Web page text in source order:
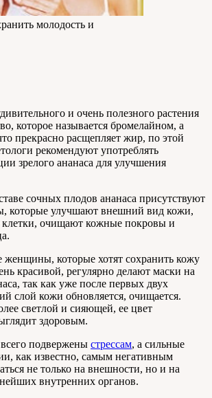
молодость и
и очень полезного растения
которое называется бромелайном, а
прекрасно расщепляет жир, по этой
рекомендуют употреблять
зрелого ананаса для улучшения
сочных плодов ананаса присутствуют
которые улучшают внешний вид кожи,
клетки, очищают кожные покровы и
которые хотят сохранить кожу
красивой, регулярно делают маски на
так как уже после первых двух
слой кожи обновляется, очищается.
светлой и сияющей, ее цвет
здоровым.
подвержены стрессам, а сильные
как известно, самым негативным
не только на внешности, но и на
внутренних органов.